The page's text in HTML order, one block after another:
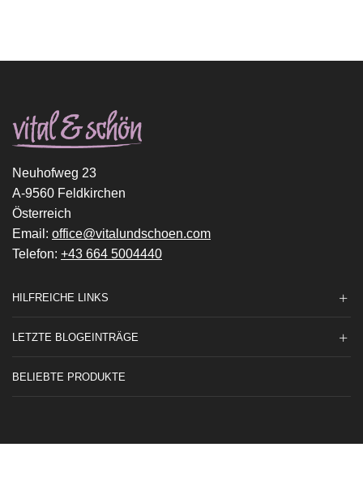
Neuhofweg 23
A-9560 Feldkirchen
Österreich
Email: office@vitalundschoen.com
Telefon: +43 664 5004440
HILFREICHE LINKS
LETZTE BLOGEINTRÄGE
BELIEBTE PRODUKTE